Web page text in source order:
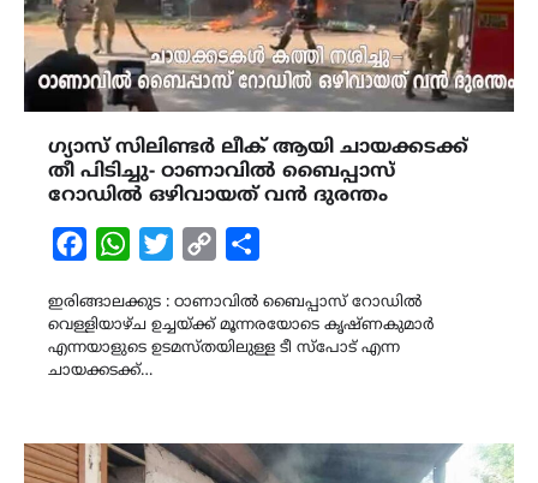
ഗ്യാസ് സിലിണ്ടർ ലീക് ആയി ചായക്കടക്ക്
തീ പിടിച്ചു- ഠാണാവില്‍ ബൈപ്പാസ്
റോഡിൽ ഒഴിവായത് വൻ ദുരന്തം
FacebookWhatsAppTwitterCopy
ഇരിങ്ങാലക്കുട : ഠാണാവില്‍ ബൈപ്പാസ് റോഡിൽ
വെള്ളിയാഴ്ച ഉച്ചയ്ക്ക് മൂന്നരയോടെ കൃഷ്ണകുമാർ
എന്നയാളുടെ ഉടമസ്തയിലുള്ള ടീ സ്പോട് എന്ന
ചായക്കടക്ക്…